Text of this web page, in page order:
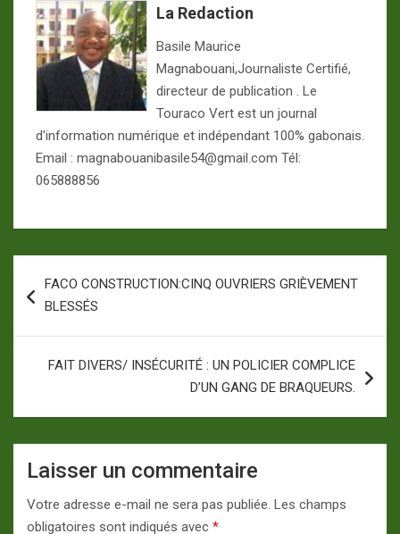
La Redaction
Basile Maurice
Magnabouani,Journaliste Certifié,
directeur de publication . Le
Touraco Vert est un journal
d'information numérique et indépendant 100% gabonais.
Email : magnabouanibasile54@gmail.com Tél:
065888856
de
FACO CONSTRUCTION:CINQ OUVRIERS GRIÈVEMENT
BLESSÉS
FAIT DIVERS/ INSÉCURITÉ : UN POLICIER COMPLICE
D’UN GANG DE BRAQUEURS.
Laisser un commentaire
Votre adresse e-mail ne sera pas publiée. Les champs
obligatoires sont indiqués avec *